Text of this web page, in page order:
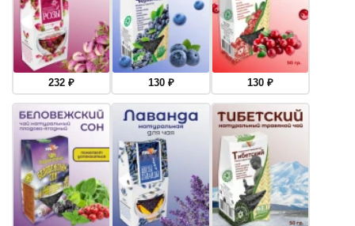
232₽ 130 ₽ 130 ₽